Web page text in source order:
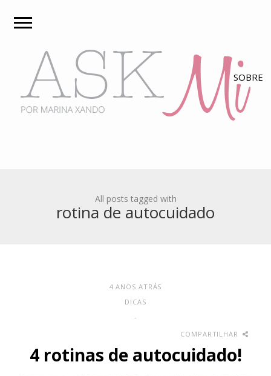
All posts tagged with
rotina de autocuidado
4 ANOS ATRÁS
DICAS
-
COMPARTILHAR
4 rotinas de autocuidado!